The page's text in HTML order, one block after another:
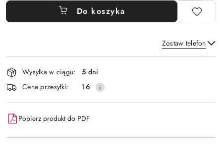
Do koszyka
Zostaw telefon
Wyślij
Dostępność
i
dostawa
Wysyłka w ciągu:
5 dni
Cena przesyłki:
16
Pobierz produkt do PDF